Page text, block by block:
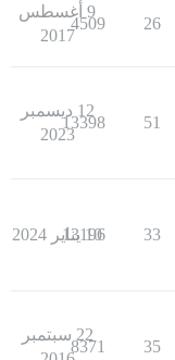
26
4509
9 أغسطس
2017
51
13398
12 ديسمبر
2023
33
13196
10 يناير 2024
35
8371
22 سبتمبر